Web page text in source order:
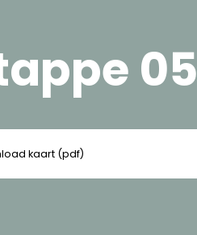
05
kaart (pdf)